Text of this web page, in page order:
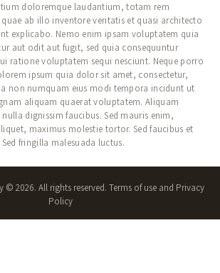
doloremque laudantium, totam rem
ab illo inventore veritatis et quasi architecto
explicabo. Nemo enim ipsam voluptatem quia
aut odit aut fugit, sed quia consequuntur
ratione voluptatem sequi nesciunt. Neque porro
ipsum quia dolor sit amet, consectetur,
non numquam eius modi tempora incidunt ut
aliquam quaerat voluptatem. Aliquam
dignissim faucibus. Sed mauris enim,
maximus molestie tortor. Sed faucibus et
fringilla malesuada luctus.
© 2026. All rights reserved. Terms of use and Privacy
Policy